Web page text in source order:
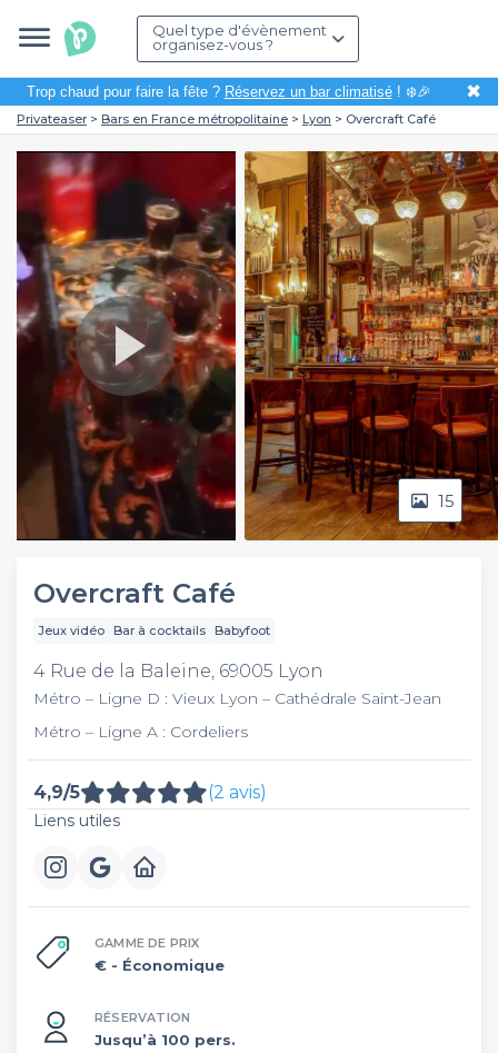
Quel type d'évènement
organisez-vous ?
Trop chaud pour faire la fête ? Réservez un bar climatisé! ❄️🎉 ✖
Privateaser Bars en France métropolitaine Lyon Overcraft Café
Play
Video
15
Overcraft Café
Jeux vidéo Bar à cocktails Babyfoot
4 Rue de la Baleine, 69005 Lyon
Métro – Ligne D : Vieux Lyon – Cathédrale Saint-Jean
Métro – Ligne A : Cordeliers
4,9/5 (2 avis)
Liens utiles
GAMME DE PRIX
€ - Économique
RÉSERVATION
Jusqu’à 100 pers.